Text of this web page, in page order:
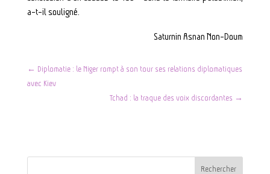
a-t-il souligné.
Saturnin Asnan Non-Doum
← Diplomatie : le Niger rompt à son tour ses relations diplomatiques
avec Kiev
Tchad : la traque des voix discordantes →